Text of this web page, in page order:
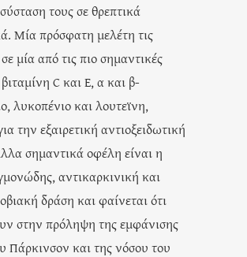
τους σε θρεπτικά
Μία πρόσφατη μελέτη τις
μία από τις πιο σημαντικές
C και Ε, α και β-
λυκοπένιο και λουτεϊνη,
την εξαιρετική αντιοξειδωτική
σημαντικά οφέλη είναι η
αντικαρκινική και
δράση και φαίνεται ότι
στην πρόληψη της εμφάνισης
Πάρκινσον και της νόσου του